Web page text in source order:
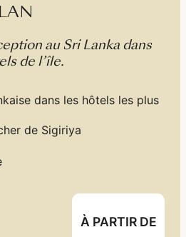
au Sri Lanka dans
de l’île.
dans les hôtels les plus
de Sigiriya
À PARTIR DE